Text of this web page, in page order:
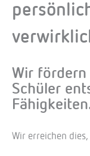
Wir fördern
Schüler
Wir erreichen